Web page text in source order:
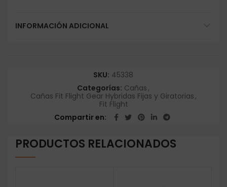
INFORMACIÓN ADICIONAL
SKU: 45338
Categorías: Cañas,
Cañas Fit Flight Gear Hybridas Fijas y Giratorias,
Fit Flight
Compartir en
PRODUCTOS RELACIONADOS